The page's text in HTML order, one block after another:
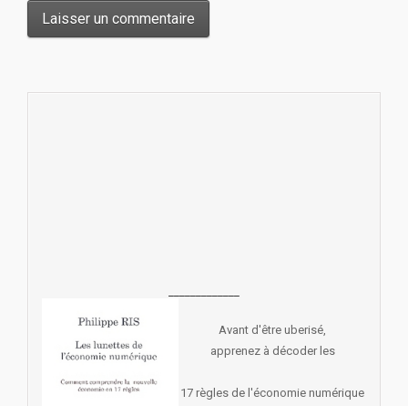
Avant d'être uberisé,
apprenez à décoder les
17 règles de l'économie numérique